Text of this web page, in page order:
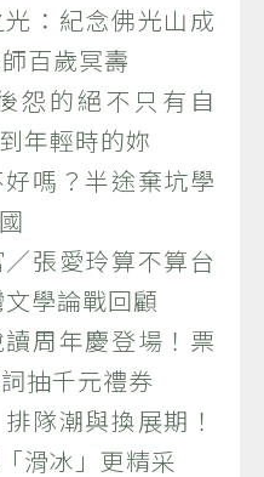
：紀念佛光山成
百歲冥壽
的絕不只有自
年輕時的妳
嗎？半途棄坑學
張愛玲算不算台
學論戰回顧
周年慶登場！票
抽千元禮券
隊潮與換展期！
滑冰」更精采